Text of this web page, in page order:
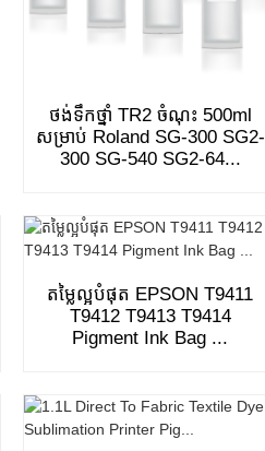
ថង់ទឹកថ្នាំ TR2 ចំណុះ 500ml
សម្រាប់ Roland SG-300 SG2-
300 SG-540 SG2-64...
តម្លៃល្អបំផុត EPSON T9411
T9412 T9413 T9414
Pigment Ink Bag ...